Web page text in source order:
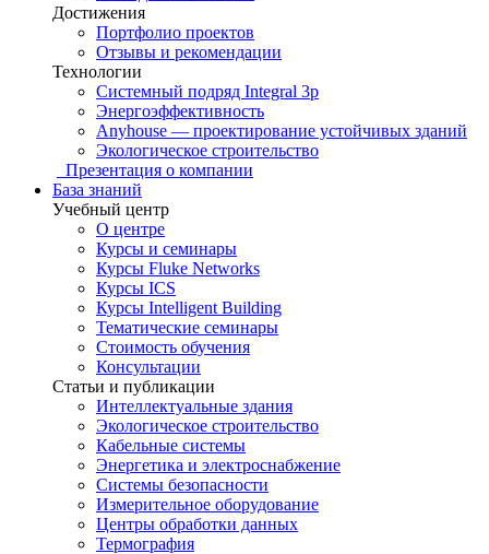
Достижения
Портфолио проектов
Отзывы и рекомендации
Технологии
Системный подряд Integral 3p
Энергоэффективность
Anyhouse — проектирование устойчивых зданий
Экологическое строительство
Презентация о компании
База знаний
Учебный центр
О центре
Курсы и семинары
Курсы Fluke Networks
Курсы ICS
Курсы Intelligent Building
Тематические семинары
Стоимость обучения
Консультации
Статьи и публикации
Интеллектуальные здания
Экологическое строительство
Кабельные системы
Энергетика и электроснабжение
Системы безопасности
Измерительное оборудование
Центры обработки данных
Термография